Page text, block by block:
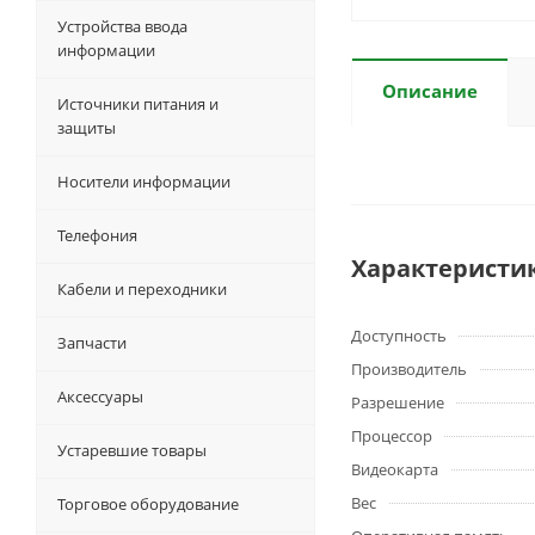
Описание
Доступность
Производитель
Разрешение
Процессор
Видеокарта
Вес
Устройства ввода
информации
Источники питания и
защиты
Носители информации
Телефония
Кабели и переходники
Запчасти
Аксессуары
Устаревшие товары
Торговое оборудование